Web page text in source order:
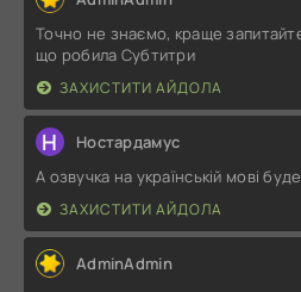
Точно не знаємо, краще
що робила Субтитри
ЗАХИСТИТИ АЙДОЛА
Н Ностардамус
А озвучка на українській мові
ЗАХИСТИТИ АЙДОЛА
AdminAdmin